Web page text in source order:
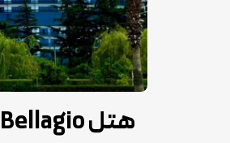
هتل Grand Bellagio